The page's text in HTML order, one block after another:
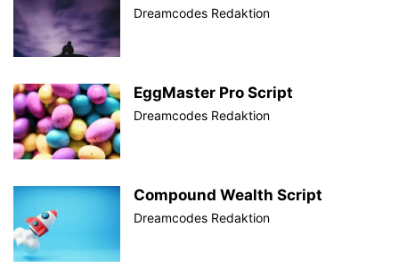
Dreamcodes Redaktion
EggMaster Pro Script
Dreamcodes Redaktion
Compound Wealth Script
Dreamcodes Redaktion